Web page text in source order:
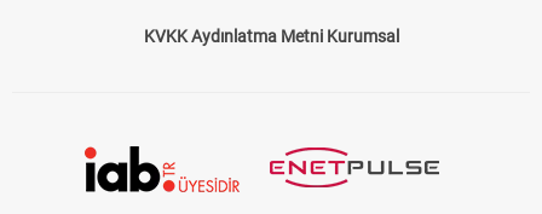
KVKK Aydınlatma Metni Kurumsal